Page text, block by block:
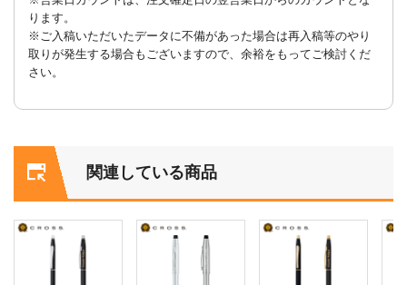
ります。
※ご入稿いただいたデータに不備があった場合は再入稿等のやり
取りが発生する場合もございますので、余裕をもってご検討くだ
さい。
関連している商品